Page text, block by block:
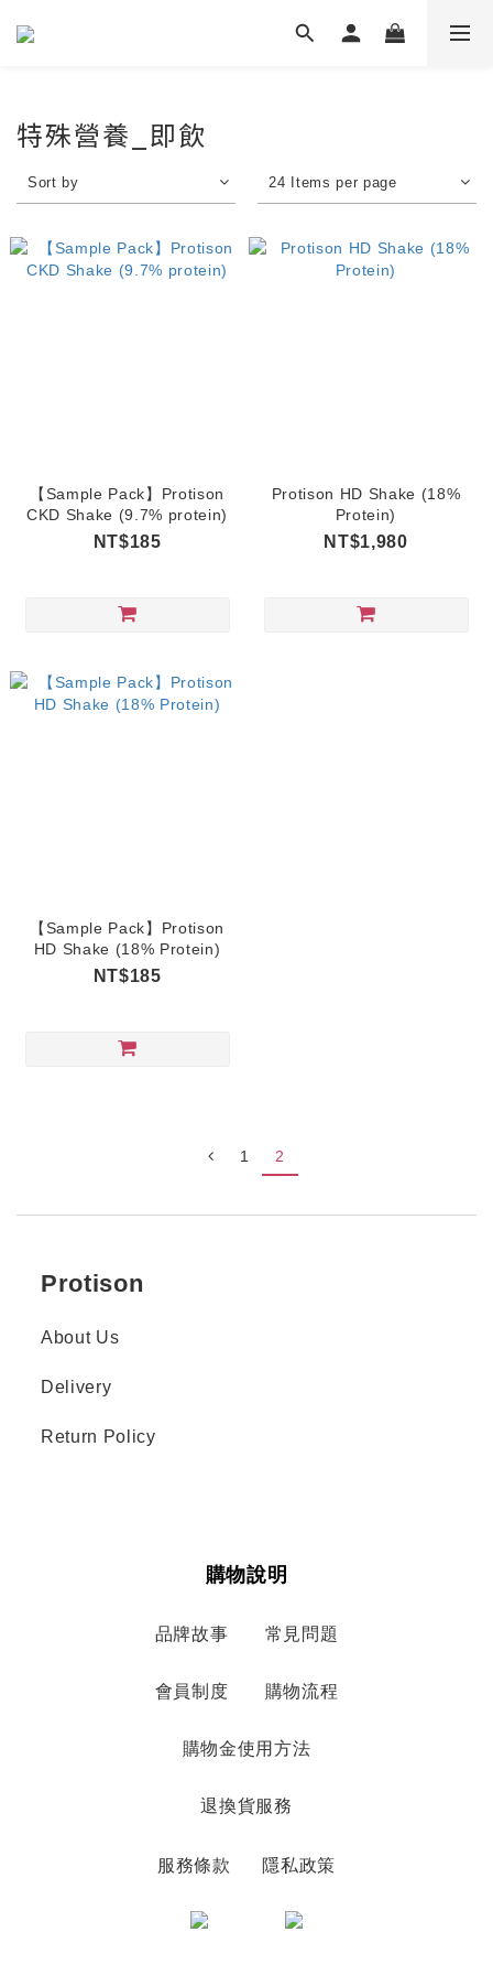
特殊營養_即飲
Sort by 24 Items per page
【Sample Pack】Protison
CKD Shake (9.7% protein)
NT$185
Protison HD Shake (18%
Protein)
NT$1,980
【Sample Pack】Protison
HD Shake (18% Protein)
NT$185
1 2
Protison
About Us
Delivery
Return Policy
購物說明
品牌故事 常見問題
會員制度 購物流程
購物金使用方法
退換貨服務
服務條款 隱私政策